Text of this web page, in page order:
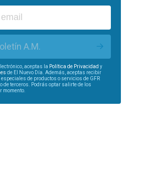
A.M.
aceptas la Política de Privacidad y
de El Nuevo Día. Además, aceptas recibir
de productos o servicios de GFR
de terceros. Podrás optar salirte de los
momento.